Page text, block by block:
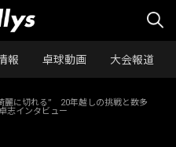
報 卓球動画 大会報道
麗に切れる” 20年越しの挑戦と数多
志インタビュー